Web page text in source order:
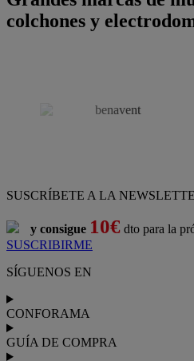
colchones y
SUSCRÍBETE A LA
y consigue 10€ dto para la
SUSCRIBIRME
SÍGUENOS EN
CONFORAMA
GUÍA DE COMPRA